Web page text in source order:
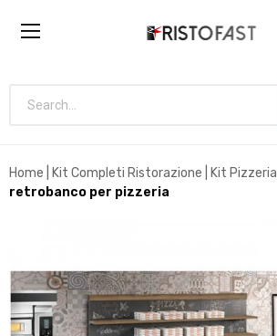
Search...
Home Kit Completi Ristorazione Kit Pizzeria
retrobanco per pizzeria